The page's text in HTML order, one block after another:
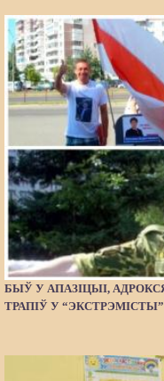
БЫЎ У АПАЗІЦЫІ,
ТРАПІЎ У “ЭКСТРЭМІСТЫ”